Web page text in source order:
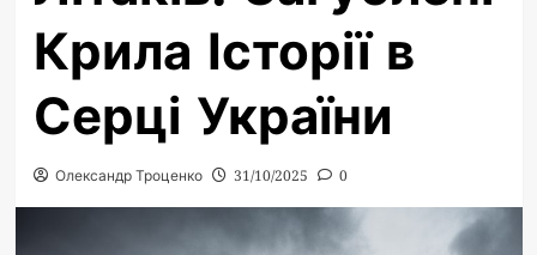
Крила Історії в
Серці України
Олександр Троценко 31/10/2025 0